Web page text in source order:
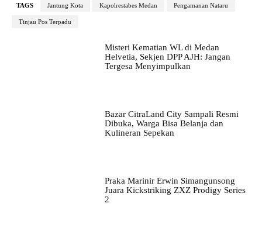
TAGS Jantung Kota Kapolrestabes Medan Pengamanan Nataru
Tinjau Pos Terpadu
Misteri Kematian WL di Medan
Helvetia, Sekjen DPP AJH: Jangan
Tergesa Menyimpulkan
Bazar CitraLand City Sampali Resmi
Dibuka, Warga Bisa Belanja dan
Kulineran Sepekan
Praka Marinir Erwin Simangunsong
Juara Kickstriking ZXZ Prodigy Series
2